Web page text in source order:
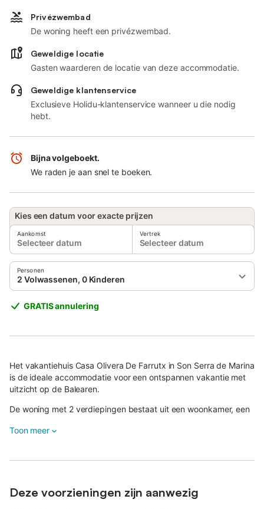
Privézwembad
De woning heeft een privézwembad.
Geweldige locatie
Gasten waarderen de locatie van deze accommodatie.
Geweldige klantenservice
Exclusieve Holidu-klantenservice wanneer u die nodig
hebt.
Bijna volgeboekt.
We raden je aan snel te boeken.
Kies een datum voor exacte prijzen
Aankomst
Selecteer datum
Vertrek
Selecteer datum
Personen
2 Volwassenen, 0 Kinderen
GRATIS annulering
Het vakantiehuis Casa Olivera De Farrutx in Son Serra de Marina
is de ideale accommodatie voor een ontspannen vakantie met
uitzicht op de Balearen.
De woning met 2 verdiepingen bestaat uit een woonkamer, een
voor 8 personen.
met streamingdiensten, een wasmachine, een droger en
strand-/zwembadhanddoeken.
Toon meer
Deze voorzieningen zijn aanwezig